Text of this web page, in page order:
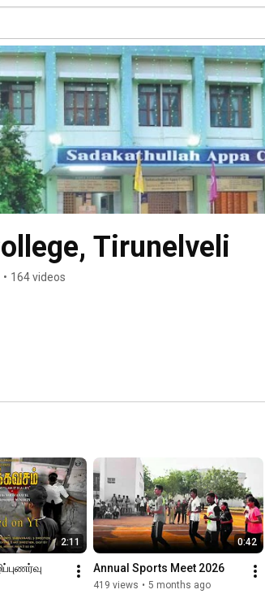
Tirunelveli
• 164 videos
2:11 0:42
Annual Sports Meet 2026
419 views • 5 months ago